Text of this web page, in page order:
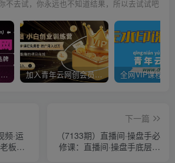
不去试，你永远也不知道结果，所以去试试吧
你还在到处找项目？还在当韭菜？我靠卖项目一个月收入5万+，曾经我也是个失败者。 加入青年云网创会员，全站资源免费学习。加入高级合伙人，推广日入1000+
频·运
板解
下一篇
（7133期）直播间·操盘手必
修课：直播间·操盘手底层逻